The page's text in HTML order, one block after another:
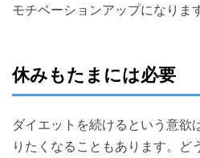
モチベーションアップになりま
休みもたまには必要
ダイエットを続けるという意欲
りたくなることもあります。ど